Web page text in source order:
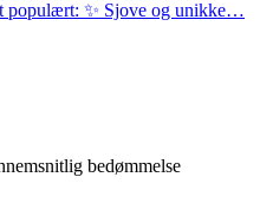
populært: ✨ Sjove og unikke…
bedømmelse